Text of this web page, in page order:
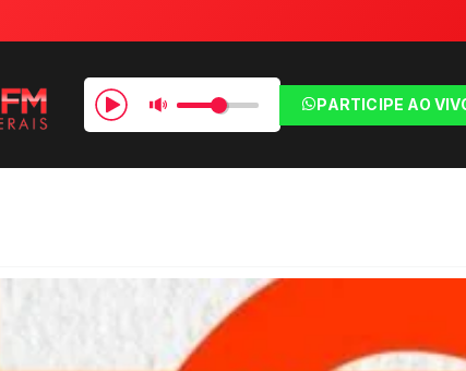
PARTICIPE AO